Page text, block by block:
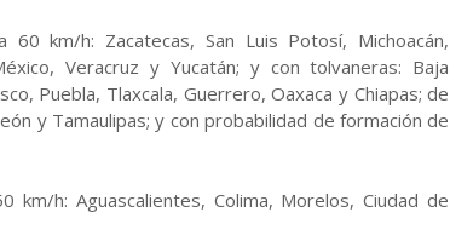
km/h: Zacatecas, San Luis Potosí, Michoacán,
Veracruz y Yucatán; y con tolvaneras: Baja
Puebla, Tlaxcala, Guerrero, Oaxaca y Chiapas; de
y Tamaulipas; y con probabilidad de formación de
h: Aguascalientes, Colima, Morelos, Ciudad de